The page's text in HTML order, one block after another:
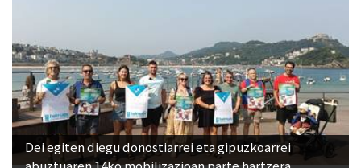
Dei egiten diegu donostiarrei eta gipuzkoarrei